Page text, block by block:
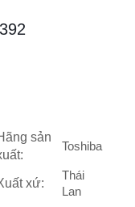
sản
Toshiba
xứ:
Thái
Lan